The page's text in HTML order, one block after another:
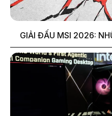
GIẢI ĐẤU MSI 2026: